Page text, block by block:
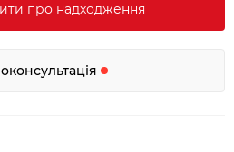
про надходження